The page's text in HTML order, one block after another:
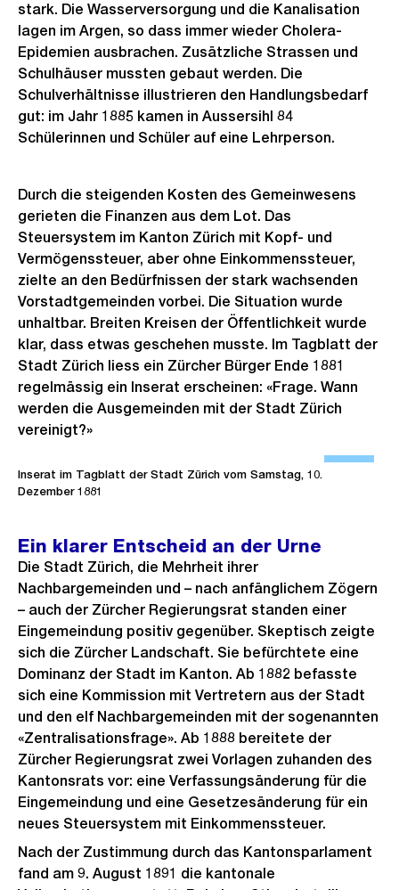
G
o
h
t
stark. Die Wasserversorgung und die Kanalisation
lagen im Argen, so dass immer wieder Cholera-
Epidemien ausbrachen. Zusätzliche Strassen und
Schulhäuser mussten gebaut werden. Die
Schulverhältnisse illustrieren den Handlungsbedarf
gut: im Jahr 1885 kamen in Aussersihl 84
Schülerinnen und Schüler auf eine Lehrperson.
Durch die steigenden Kosten des Gemeinwesens
gerieten die Finanzen aus dem Lot. Das
Steuersystem im Kanton Zürich mit Kopf- und
Vermögenssteuer, aber ohne Einkommenssteuer,
zielte an den Bedürfnissen der stark wachsenden
Vorstadtgemeinden vorbei. Die Situation wurde
unhaltbar. Breiten Kreisen der Öffentlichkeit wurde
klar, dass etwas geschehen musste. Im Tagblatt der
Stadt Zürich liess ein Zürcher Bürger Ende 1881
regelmässig ein Inserat erscheinen: «Frage. Wann
werden die Ausgemeinden mit der Stadt Zürich
vereinigt?»
i
d
n
G
o
s
s
n
Inserat im Tagblatt der Stadt Zürich vom Samstag, 10.
Dezember 1881
Ein klarer Entscheid an der Urne
Die Stadt Zürich, die Mehrheit ihrer
Nachbargemeinden und – nach anfänglichem Zögern
– auch der Zürcher Regierungsrat standen einer
Eingemeindung positiv gegenüber. Skeptisch zeigte
sich die Zürcher Landschaft. Sie befürchtete eine
Dominanz der Stadt im Kanton. Ab 1882 befasste
sich eine Kommission mit Vertretern aus der Stadt
und den elf Nachbargemeinden mit der sogenannten
«Zentralisationsfrage». Ab 1888 bereitete der
Zürcher Regierungsrat zwei Vorlagen zuhanden des
Kantonsrats vor: eine Verfassungsänderung für die
Eingemeindung und eine Gesetzesänderung für ein
neues Steuersystem mit Einkommenssteuer.
Nach der Zustimmung durch das Kantonsparlament
fand am 9. August 1891 die kantonale